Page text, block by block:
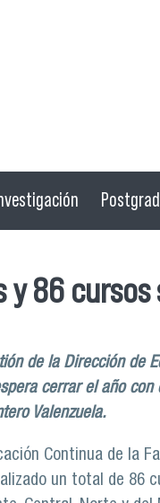
86
de la Dirección de
cerrar el año
Valenzuela.
Continua de la
un total de 86